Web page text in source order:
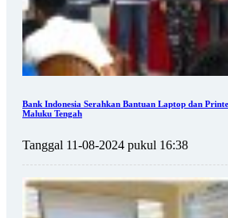
Bank Indonesia Serahkan Bantuan Laptop dan
Maluku Tengah
Tanggal 11-08-2024 pukul 16:38